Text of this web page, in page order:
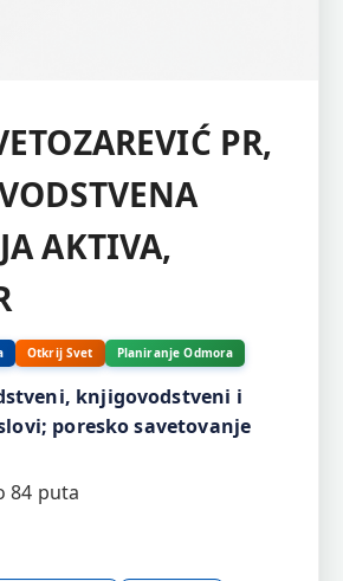
PR,
AKTIVA,
Otkrij Svet Planiranje Odmora
knjigovodstveni i
poresko savetovanje
84 puta